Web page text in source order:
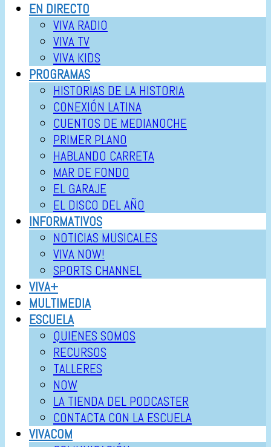
EN DIRECTO
VIVA RADIO
VIVA TV
VIVA KIDS
PROGRAMAS
HISTORIAS DE LA HISTORIA
CONEXIÓN LATINA
CUENTOS DE MEDIANOCHE
PRIMER PLANO
HABLANDO CARRETA
MAR DE FONDO
EL GARAJE
EL DISCO DEL AÑO
INFORMATIVOS
NOTICIAS MUSICALES
VIVA NOW!
SPORTS CHANNEL
VIVA+
MULTIMEDIA
ESCUELA
QUIENES SOMOS
RECURSOS
TALLERES
NOW
LA TIENDA DEL PODCASTER
CONTACTA CON LA ESCUELA
VIVACOM